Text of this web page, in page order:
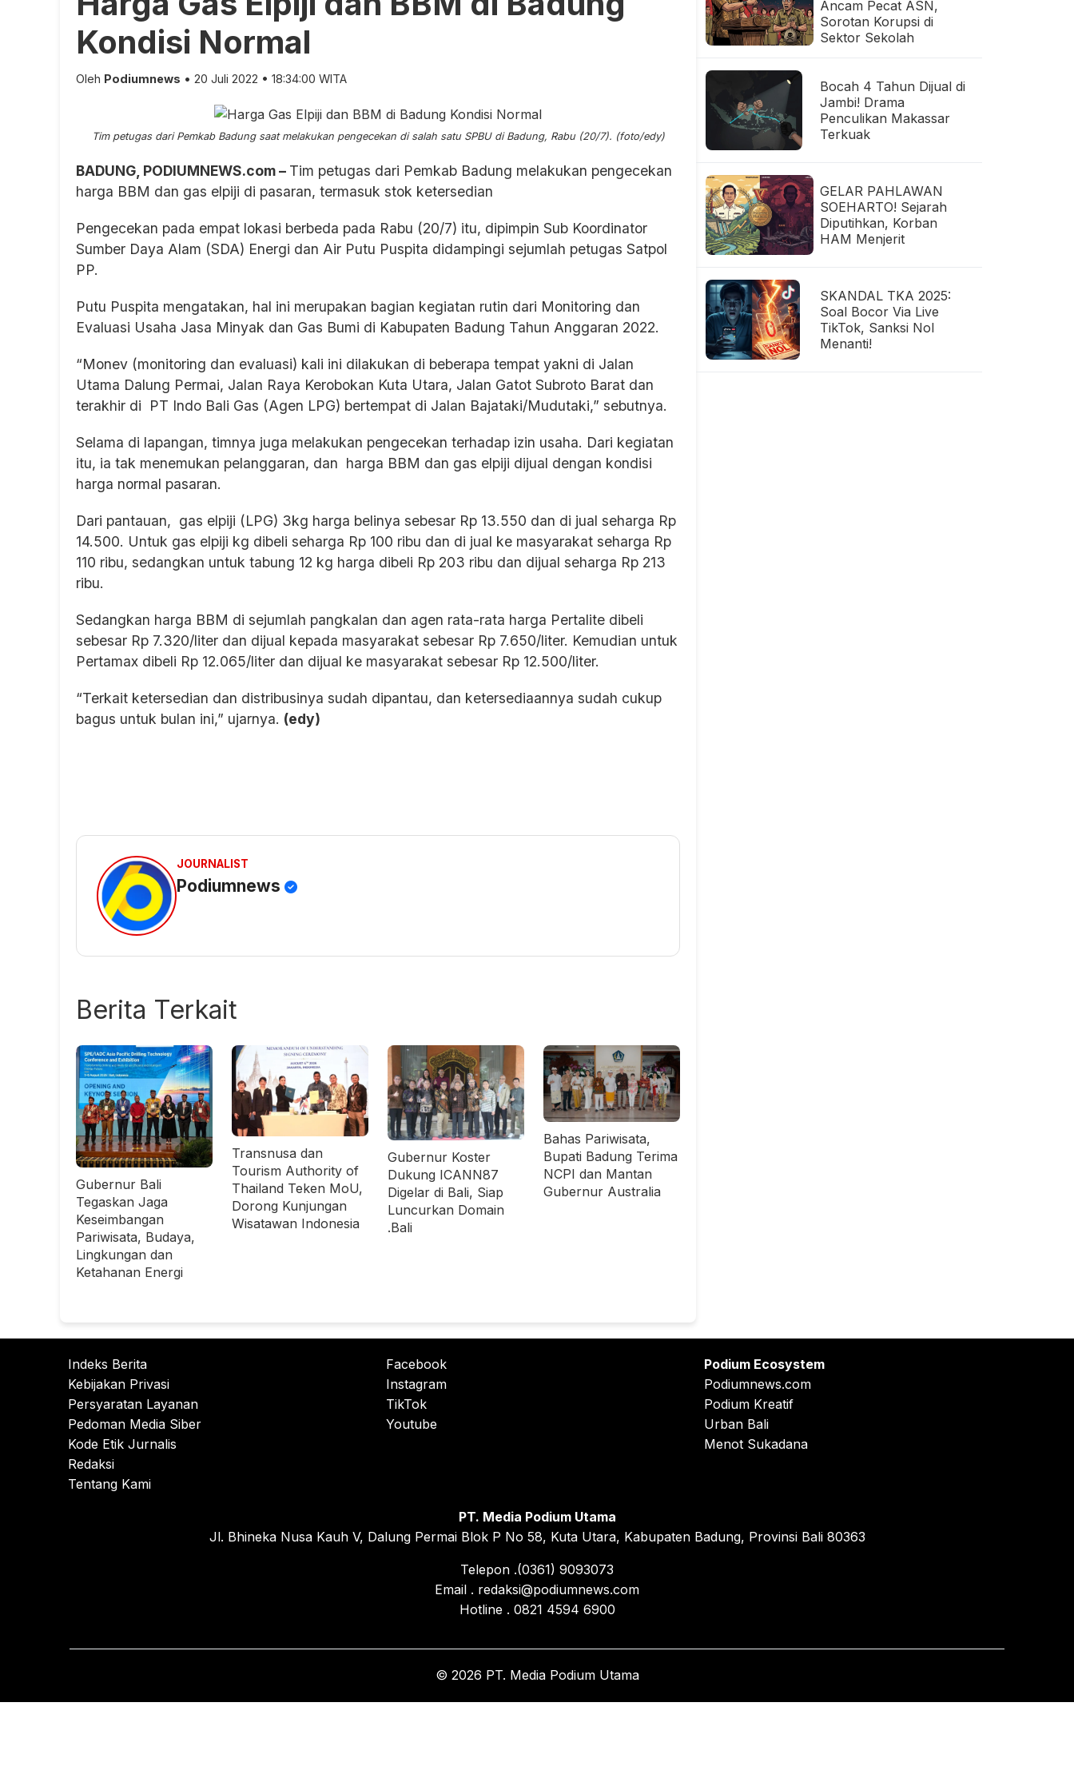
Kondisi Normal
Oleh Podiumnews • 20 Juli 2022 • 18:34:00 WITA
Tim petugas dari Pemkab Badung saat melakukan pengecekan di salah satu SPBU di Badung, Rabu (20/7). (foto/edy)
BADUNG, PODIUMNEWS.com – Tim petugas dari Pemkab Badung melakukan pengecekan
harga BBM dan gas elpiji di pasaran, termasuk stok ketersedian
Pengecekan pada empat lokasi berbeda pada Rabu (20/7) itu, dipimpin Sub Koordinator
Sumber Daya Alam (SDA) Energi dan Air Putu Puspita didampingi sejumlah petugas Satpol
PP.
Putu Puspita mengatakan, hal ini merupakan bagian kegiatan rutin dari Monitoring dan
Evaluasi Usaha Jasa Minyak dan Gas Bumi di Kabupaten Badung Tahun Anggaran 2022.
“Monev (monitoring dan evaluasi) kali ini dilakukan di beberapa tempat yakni di Jalan
Utama Dalung Permai, Jalan Raya Kerobokan Kuta Utara, Jalan Gatot Subroto Barat dan
terakhir di PT Indo Bali Gas (Agen LPG) bertempat di Jalan Bajataki/Mudutaki,” sebutnya.
Selama di lapangan, timnya juga melakukan pengecekan terhadap izin usaha. Dari kegiatan
itu, ia tak menemukan pelanggaran, dan harga BBM dan gas elpiji dijual dengan kondisi
harga normal pasaran.
Dari pantauan, gas elpiji (LPG) 3kg harga belinya sebesar Rp 13.550 dan di jual seharga Rp
14.500. Untuk gas elpiji kg dibeli seharga Rp 100 ribu dan di jual ke masyarakat seharga Rp
110 ribu, sedangkan untuk tabung 12 kg harga dibeli Rp 203 ribu dan dijual seharga Rp 213
ribu.
Sedangkan harga BBM di sejumlah pangkalan dan agen rata-rata harga Pertalite dibeli
sebesar Rp 7.320/liter dan dijual kepada masyarakat sebesar Rp 7.650/liter. Kemudian untuk
Pertamax dibeli Rp 12.065/liter dan dijual ke masyarakat sebesar Rp 12.500/liter.
“Terkait ketersedian dan distribusinya sudah dipantau, dan ketersediaannya sudah cukup
bagus untuk bulan ini,” ujarnya. (edy)
JOURNALIST
Podiumnews
Berita Terkait
Gubernur Bali
Tegaskan Jaga
Keseimbangan
Pariwisata, Budaya,
Lingkungan dan
Ketahanan Energi
Transnusa dan
Tourism Authority of
Thailand Teken MoU,
Dorong Kunjungan
Wisatawan Indonesia
Gubernur Koster
Dukung ICANN87
Digelar di Bali, Siap
Luncurkan Domain
.Bali
Bahas Pariwisata,
Bupati Badung Terima
NCPI dan Mantan
Gubernur Australia
Ancam Pecat ASN,
Sorotan Korupsi di
Sektor Sekolah
Bocah 4 Tahun Dijual di
Jambi! Drama
Penculikan Makassar
Terkuak
GELAR PAHLAWAN
SOEHARTO! Sejarah
Diputihkan, Korban
HAM Menjerit
SKANDAL TKA 2025:
Soal Bocor Via Live
TikTok, Sanksi Nol
Menanti!
Indeks Berita
Kebijakan Privasi
Persyaratan Layanan
Pedoman Media Siber
Kode Etik Jurnalis
Redaksi
Tentang Kami
Facebook
Instagram
TikTok
Youtube
Podium Ecosystem
Podiumnews.com
Podium Kreatif
Urban Bali
Menot Sukadana
PT. Media Podium Utama
Jl. Bhineka Nusa Kauh V, Dalung Permai Blok P No 58, Kuta Utara, Kabupaten Badung, Provinsi Bali 80363
Telepon .(0361) 9093073
Email . redaksi@podiumnews.com
Hotline . 0821 4594 6900
© 2026 PT. Media Podium Utama